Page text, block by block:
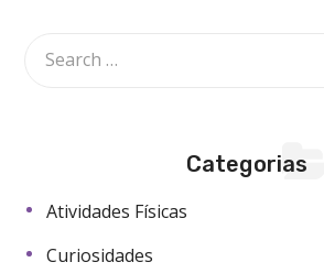
Categorias
Atividades Físicas
Curiosidades